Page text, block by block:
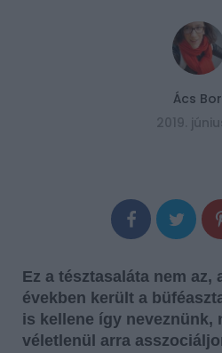
Ács
2019.
Ez a tésztasaláta nem az,
években került a
is kellene így neveznünk,
véletlenül arra